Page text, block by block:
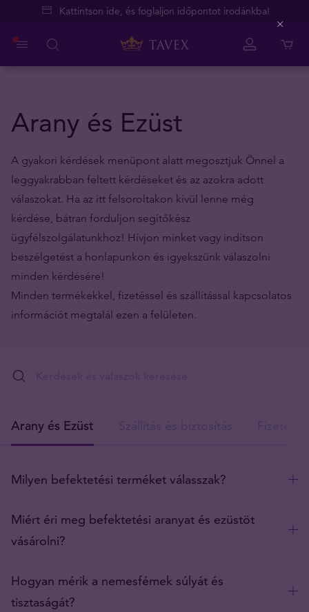
Kattintson ide, és foglaljon időpontot irodánkba!
Arany és Ezüst
A gyakori kérdések menüpont alatt megosztjuk Önnel a
leggyakrabban feltett kérdéseket és az azokra adott
válaszokat. Ha az itt felsoroltakon kívül lenne még
kérdése, bátran forduljon segítőkész
ügyfélszolgálatunkhoz! Hívjon minket vagy indítson
beszélgetést a honlapunkon és igyekszünk válaszolni
minden kérdésére!
Minden termékekkel, fizetéssel és szállítással kapcsolatos
információt megtalál ezen a felületen.
Arany és Ezüst
Milyen befektetési terméket válasszak?
Miért éri meg befektetési aranyat és ezüstöt
vásárolni?
Hogyan mérik a nemesfémek súlyát és
tisztaságát?
Close